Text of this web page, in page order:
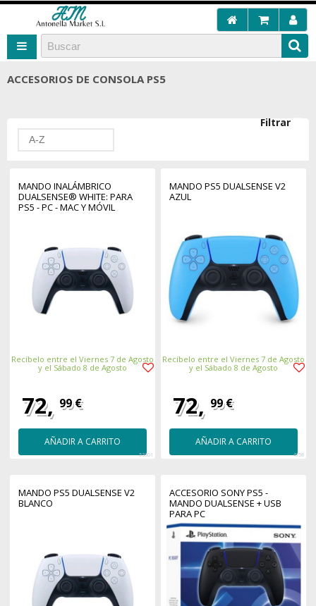
ACCESORIOS DE CONSOLA PS5
Filtrar
A-Z
MANDO INALÁMBRICO
DUALSENSE® WHITE: PARA
PS5 - PC - MAC Y MÓVIL
Recíbelo entre el Viernes 7 de Agosto
y el Sábado 8 de Agosto
72, 99 €
AÑADIR A CARRITO
53301
MANDO PS5 DUALSENSE V2
AZUL
Recíbelo entre el Viernes 7 de Agosto
y el Sábado 8 de Agosto
72, 99 €
AÑADIR A CARRITO
4758
MANDO PS5 DUALSENSE V2
BLANCO
ACCESORIO SONY PS5 -
MANDO DUALSENSE + USB
PARA PC